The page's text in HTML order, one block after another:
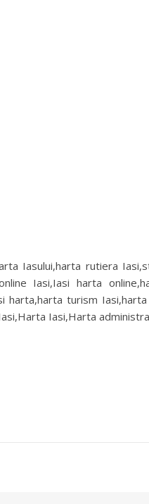
Iasului,harta rutiera
Iasi,Iasi harta
harta,harta turism
Iasi,Harta